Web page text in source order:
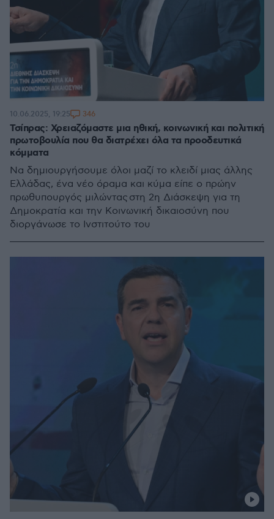
Τσίπρας: Χρειαζόμαστε μια ηθική, κοινωνική και πολιτική
πρωτοβουλία που θα διατρέχει όλα τα προοδευτικά
κόμματα
Να δημιουργήσουμε όλοι μαζί το κλειδί μιας άλλης
Ελλάδας, ένα νέο όραμα και κύμα είπε ο πρώην
πρωθυπουργός μιλώντας στη 2η Διάσκεψη για τη
Δημοκρατία και την Κοινωνική δικαιοσύνη που
διοργάνωσε το Ινστιτούτο του
10.06.2025, 19:25 346